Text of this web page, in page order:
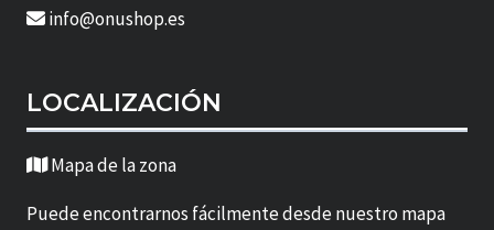
info@onushop.es
LOCALIZACIÓN
Mapa de la zona
Puede encontrarnos fácilmente desde nuestro mapa